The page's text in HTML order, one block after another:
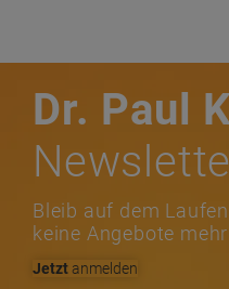
Dr. Paul
Bleib auf dem
keine Angebote
Jetztanmelden